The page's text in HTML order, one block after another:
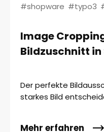
#shopware #typo3
Image
Bildzuschnitt in
Der perfekte
starkes Bild
Mehr erfahren